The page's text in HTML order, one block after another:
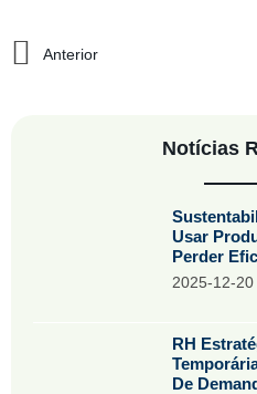
Anterior
Notícias
Usar
Perder
2025-12-20
RH
De